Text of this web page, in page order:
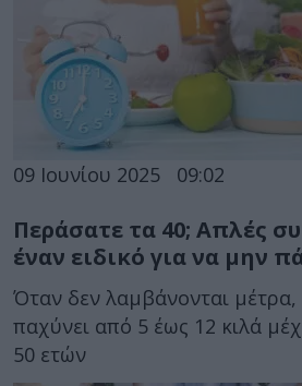
09 Ιουνίου 2025 09:02
Περάσατε τα 40; Απλές
έναν ειδικό για να μην
Όταν δεν λαμβάνονται μέτρα,
παχύνει από 5 έως 12 κιλά
50 ετών